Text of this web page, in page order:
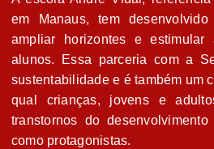
em Manaus, tem
ampliar horizontes e
alunos. Essa parceria com a
sustentabilidade e é também um
qual crianças, jovens e
transtornos do
como protagonistas.